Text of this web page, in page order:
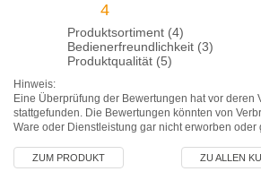
4
Produktsortiment (4)
Bedienerfreundlichkeit (3)
Produktqualität (5)
Hinweis:
Eine Überprüfung der Bewertungen hat vor deren
stattgefunden. Die Bewertungen könnten von
Ware oder Dienstleistung gar nicht erworben oder
ZUM PRODUKT ZU ALLEN